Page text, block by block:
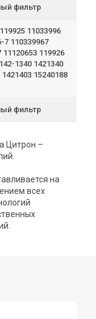
фильтр
11033996
7 110339967
11120653 119926
1340 1421340
15240188
фильтр
Цитрон –
на
всех